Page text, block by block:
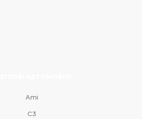
Ami
С3